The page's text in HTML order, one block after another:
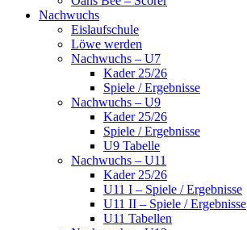
Nachwuchs
Eislaufschule
Löwe werden
Nachwuchs – U7
Kader 25/26
Spiele / Ergebnisse
Nachwuchs – U9
Kader 25/26
Spiele / Ergebnisse
U9 Tabelle
Nachwuchs – U11
Kader 25/26
U11 I – Spiele / Ergebnisse
U11 II – Spiele / Ergebnisse
U11 Tabellen